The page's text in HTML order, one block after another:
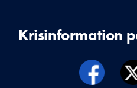
Krisinformation